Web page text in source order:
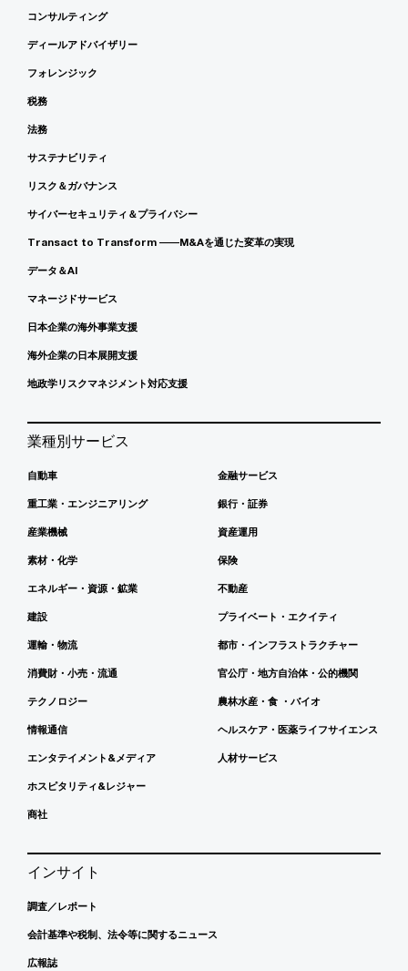
コンサルティング
ディールアドバイザリー
フォレンジック
税務
法務
サステナビリティ
リスク＆ガバナンス
サイバーセキュリティ＆プライバシー
Transact to Transform ――M&Aを通じた変革の実現
データ＆AI
マネージドサービス
日本企業の海外事業支援
海外企業の日本展開支援
地政学リスクマネジメント対応支援
業種別サービス
自動車
重工業・エンジニアリング
産業機械
素材・化学
エネルギー・資源・鉱業
建設
運輸・物流
消費財・小売・流通
テクノロジー
情報通信
エンタテイメント&メディア
ホスピタリティ&レジャー
商社
金融サービス
銀行・証券
資産運用
保険
不動産
プライベート・エクイティ
都市・インフラストラクチャー
官公庁・地方自治体・公的機関
農林水産・食 ・バイオ
ヘルスケア・医薬ライフサイエンス
人材サービス
インサイト
調査／レポート
会計基準や税制、法令等に関するニュース
広報誌